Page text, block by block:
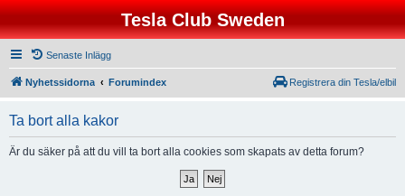
Tesla Club Sweden
Senaste Inlägg
Nyhetssidorna Forumindex Registrera din Tesla/elbil
Ta bort alla kakor
Är du säker på att du vill ta bort alla cookies som skapats av detta forum?